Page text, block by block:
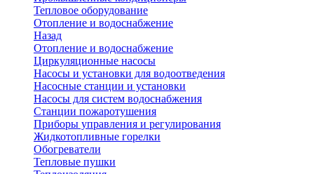
Тепловое оборудование
Отопление и водоснабжение
Назад
Отопление и водоснабжение
Циркуляционные насосы
Насосы и установки для водоотведения
Насосные станции и установки
Насосы для систем водоснабжения
Станции пожаротушения
Приборы управления и регулирования
Жидкотопливные горелки
Обогреватели
Тепловые пушки